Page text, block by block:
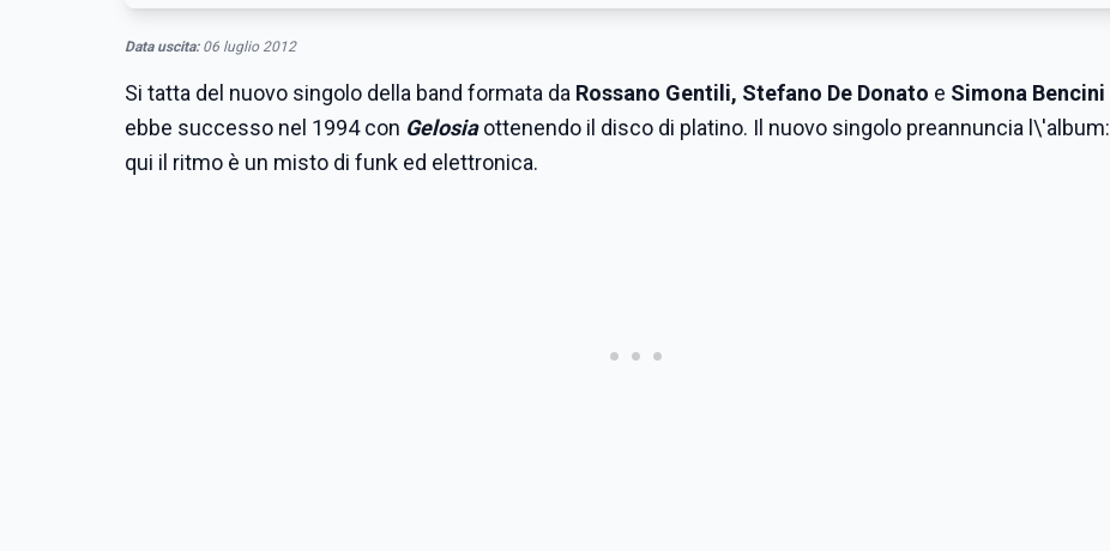
Data uscita:06 luglio 2012
Si tatta del nuovo singolo della band formata da Rossano Gentili, Stefano De Donato e Simona Bencini
ebbe successo nel 1994 con Gelosiaottenendo il disco di platino. Il nuovo singolo preannuncia l\'album:
qui il ritmo è un misto di funk ed elettronica.